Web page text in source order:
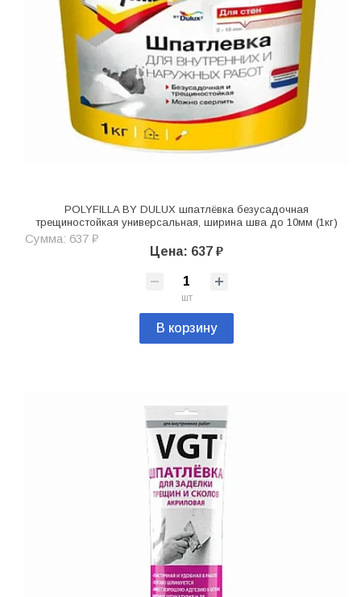
POLYFILLA BY DULUX шпатлёвка безусадочная
трещиностойкая универсальная, ширина шва до 10мм (1кг)
Сумма: 637 ₽
Цена: 637 ₽
шт
В корзину